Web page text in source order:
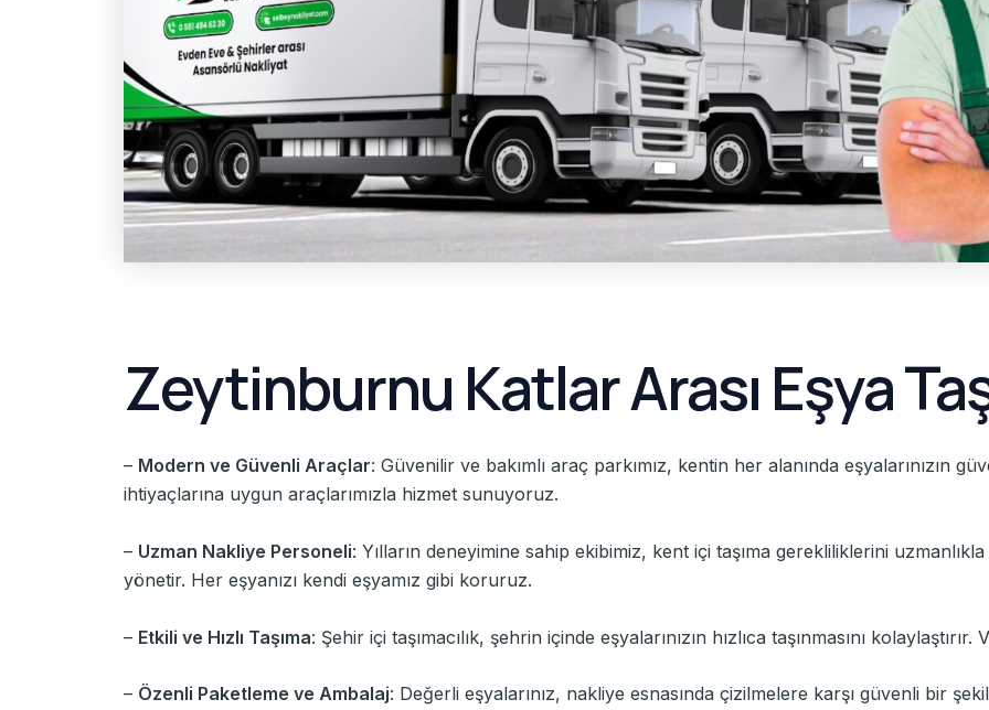
Zeytinburnu Katlar Arası Eşya
– Modern ve Güvenli Araçlar: Güvenilir ve bakımlı araç parkımız, kentin her alanında eşyalarınızın
ihtiyaçlarına uygun araçlarımızla hizmet sunuyoruz.
– Uzman Nakliye Personeli: Yılların deneyimine sahip ekibimiz, kent içi taşıma gerekliliklerini
yönetir. Her eşyanızı kendi eşyamız gibi koruruz.
– Etkili ve Hızlı Taşıma: Şehir içi taşımacılık, şehrin içinde eşyalarınızın hızlıca taşınmasını kolaylaştırır.
– Özenli Paketleme ve Ambalaj: Değerli eşyalarınız, nakliye esnasında çizilmelere karşı güvenli bir